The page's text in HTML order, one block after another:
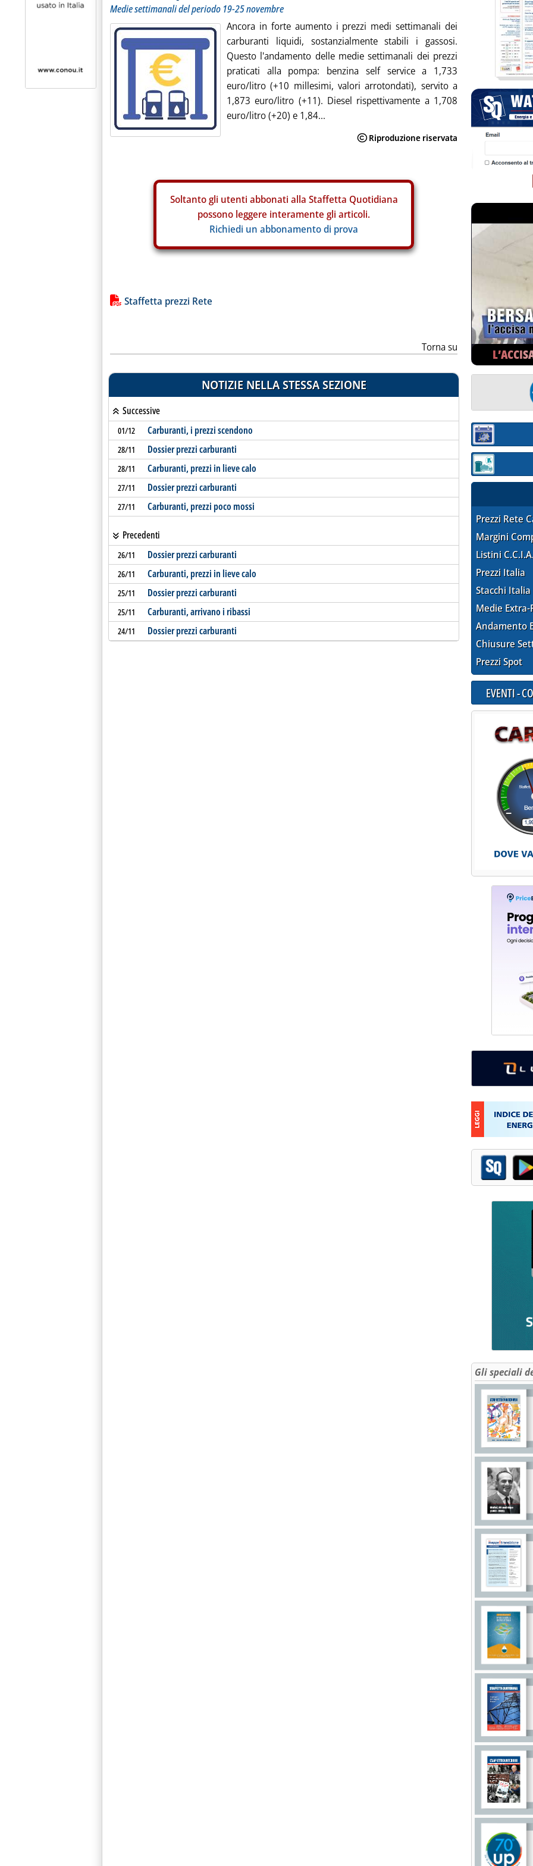
Medie settimanali del periodo 19-25 novembre
Ancora in forte aumento i prezzi medi settimanali dei
carburanti liquidi, sostanzialmente stabili i gassosi.
Questo l'andamento delle medie settimanali dei prezzi
praticati alla pompa: benzina self service a 1,733
euro/litro (+10 millesimi, valori arrotondati), servito a
1,873 euro/litro (+11). Diesel rispettivamente a 1,708
euro/litro (+20) e 1,84...
Soltanto gli utenti abbonati alla Staffetta Quotidiana
possono leggere interamente gli articoli.
Richiedi un abbonamento di prova
Lista allegati PDF alla notizia
Staffetta prezzi Rete
Torna su
NOTIZIE NELLA STESSA SEZIONE
Successive
01/12 Carburanti, i prezzi scendono
28/11 Dossier prezzi carburanti
28/11 Carburanti, prezzi in lieve calo
27/11 Dossier prezzi carburanti
27/11 Carburanti, prezzi poco mossi
Precedenti
26/11 Dossier prezzi carburanti
26/11 Carburanti, prezzi in lieve calo
25/11 Dossier prezzi carburanti
25/11 Carburanti, arrivano i ribassi
24/11 Dossier prezzi carburanti
Sezione:
Sezione:
Prezzi Rete
Margini
Listini
Prezzi Italia
Stacchi Italia
Medie Extra-
Andamento
Chiusure
Prezzi Spot
EVENTI -
Gli speciali